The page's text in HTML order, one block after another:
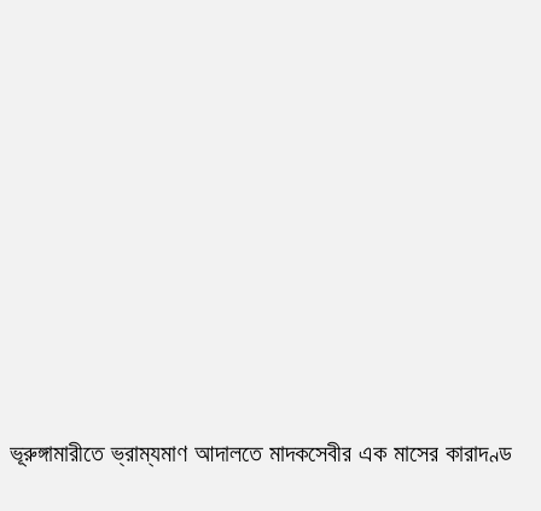
ভূরুঙ্গামারীতে ভ্রাম্যমাণ আদালতে মাদকসেবীর এক মাসের কারাদণ্ড